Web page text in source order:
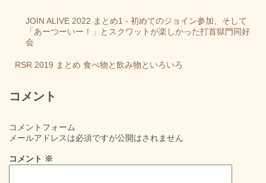
JOIN ALIVE 2022 まとめ1 - 初めてのジョイン参加、そして
「あーつーいー！」とスクワットが楽しかった打首獄門同好
会
RSR 2019 まとめ 食べ物と飲み物といろいろ
コメント
コメントフォーム
メールアドレスは必須ですが公開はされません
コメント ※